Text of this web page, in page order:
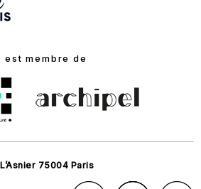
membre de
75004 Paris